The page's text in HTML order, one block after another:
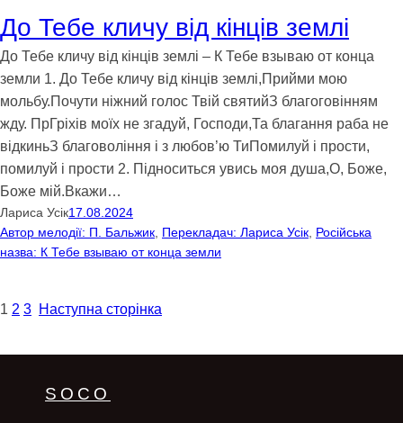
До Тебе кличу від кінців землі
До Тебе кличу від кінців землі – К Тебе взываю от конца
земли 1. До Тебе кличу від кінців землі,Прийми мою
мольбу.Почути ніжний голос Твій святийЗ благоговінням
жду. ПрГріхів моїх не згадуй, Господи,Та благання раба не
відкиньЗ благовоління і з любов’ю ТиПомилуй і прости,
помилуй і прости 2. Підноситься увись моя душа,О, Боже,
Боже мій.Вкажи…
Лариса Усік17.08.2024
Автор мелодії: П. Бальжик Перекладач: Лариса Усік Російська
назва: К Тебе взываю от конца земли
1 2 3 Наступна сторінка
SOCO